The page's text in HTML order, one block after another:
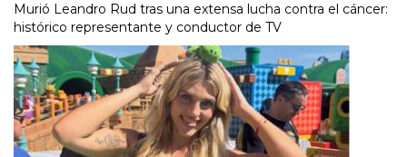
Murió Leandro Rud tras una extensa lucha contra el cáncer:
histórico representante y conductor de TV